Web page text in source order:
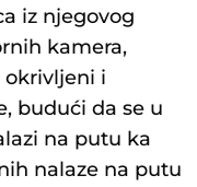
iz njegovog
kamera,
okrivljeni i
budući da se u
na putu ka
nalaze na putu